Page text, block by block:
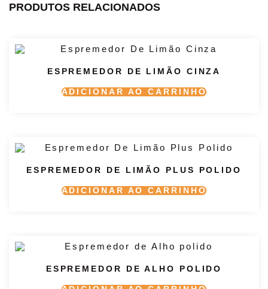
PRODUTOS RELACIONADOS
ESPREMEDOR DE LIMÃO CINZA
ADICIONAR AO CARRINHO
ESPREMEDOR DE LIMÃO PLUS POLIDO
ADICIONAR AO CARRINHO
ESPREMEDOR DE ALHO POLIDO